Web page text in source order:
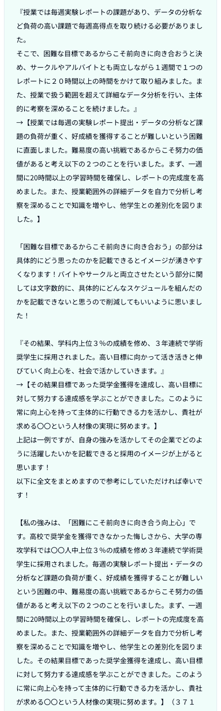
『授業では毎週実験レポートの課題があり、データの分析な
ど負荷の高い課題で毎週高得点を取り続ける必要がありまし
た。
そこで、困難な目標であるからこそ前向きに向き合おうと決
め、サークルやアルバイトとも両立しながら１週間で１つの
レポートに２０時間以上の時間をかけて取り組みました。ま
た、授業で扱う範囲を超えて詳細なデータ分析を行い、主体
的に考察を深めることを続けました。』
→【授業では毎週の実験レポート提出・データの分析など課
題の負荷が重く、好成績を獲得することが難しいという困難
に直面しました。難易度の高い挑戦であるからこそ努力の価
値があると考え以下の２つのことを行いました。まず、一週
間に20時間以上の学習時間を確保し、レポートの完成度を高
めました。また、授業範囲外の詳細データを自力で分析し考
察を深めることで知識を増やし、他学生との差別化を図りま
した。】
「困難な目標であるからこそ前向きに向き合おう」の部分は
具体的にどう思ったのかを記載できるとイメージが湧きやす
くなります！バイトやサークルと両立させたという部分に関
しては文字数的に、具体的にどんなスケジュールを組んだの
かを記載できないと思うので削減してもいいように思いまし
た！
『その結果、学科内上位３％の成績を修め、３年連続で学術
奨学生に採用されました。高い目標に向かって活き活きと伸
びていく向上心を、社会で活かしていきます。』
→【その結果目標であった奨学金獲得を達成し、高い目標に
対して努力する達成感を学ぶことができました。このように
常に向上心を持って主体的に行動できる力を活かし、貴社が
求める〇〇という人材像の実現に努めます。】
上記は一例ですが、自身の強みを活かしてその企業でどのよ
うに活躍したいかを記載できると採用のイメージが上がると
思います！
以下に全文をまとめますので参考にしていただければ幸いで
す！
【私の強みは、「困難にこそ前向きに向き合う向上心」で
す。高校で奨学金を獲得できなかった悔しさから、大学の専
攻学科では〇〇人中上位３％の成績を修め３年連続で学術奨
学生に採用されました。毎週の実験レポート提出・データの
分析など課題の負荷が重く、好成績を獲得することが難しい
という困難の中、難易度の高い挑戦であるからこそ努力の価
値があると考え以下の２つのことを行いました。まず、一週
間に20時間以上の学習時間を確保し、レポートの完成度を高
めました。また、授業範囲外の詳細データを自力で分析し考
察を深めることで知識を増やし、他学生との差別化を図りま
した。その結果目標であった奨学金獲得を達成し、高い目標
に対して努力する達成感を学ぶことができました。このよう
に常に向上心を持って主体的に行動できる力を活かし、貴社
が求める〇〇という人材像の実現に努めます。】（３７１